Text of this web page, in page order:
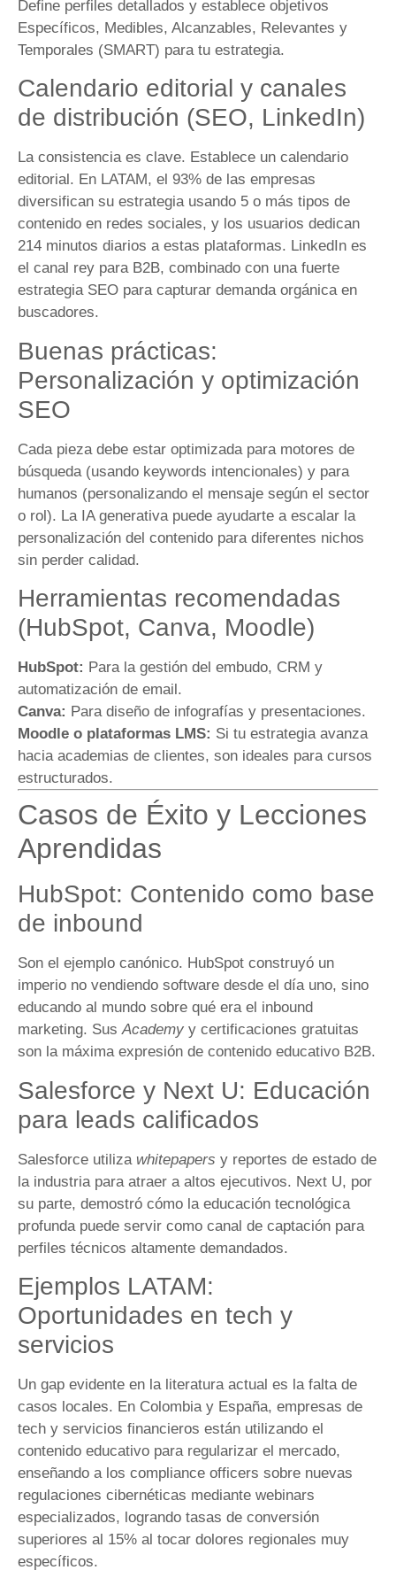
Define perfiles detallados y establece objetivos
Específicos, Medibles, Alcanzables, Relevantes y
Temporales (SMART) para tu estrategia.
Calendario editorial y canales
de distribución (SEO, LinkedIn)
La consistencia es clave. Establece un calendario
editorial. En LATAM, el 93% de las empresas
diversifican su estrategia usando 5 o más tipos de
contenido en redes sociales, y los usuarios dedican
214 minutos diarios a estas plataformas. LinkedIn es
el canal rey para B2B, combinado con una fuerte
estrategia SEO para capturar demanda orgánica en
buscadores.
Buenas prácticas:
Personalización y optimización
SEO
Cada pieza debe estar optimizada para motores de
búsqueda (usando keywords intencionales) y para
humanos (personalizando el mensaje según el sector
o rol). La IA generativa puede ayudarte a escalar la
personalización del contenido para diferentes nichos
sin perder calidad.
Herramientas recomendadas
(HubSpot, Canva, Moodle)
HubSpot: Para la gestión del embudo, CRM y
automatización de email.
Canva: Para diseño de infografías y presentaciones.
Moodle o plataformas LMS: Si tu estrategia avanza
hacia academias de clientes, son ideales para cursos
estructurados.
Casos de Éxito y Lecciones
Aprendidas
HubSpot: Contenido como base
de inbound
Son el ejemplo canónico. HubSpot construyó un
imperio no vendiendo software desde el día uno, sino
educando al mundo sobre qué era el inbound
marketing. SusAcademy y certificaciones gratuitas
son la máxima expresión de contenido educativo B2B.
Salesforce y Next U: Educación
para leads calificados
Salesforce utiliza whitepapers y reportes de estado de
la industria para atraer a altos ejecutivos. Next U, por
su parte, demostró cómo la educación tecnológica
profunda puede servir como canal de captación para
perfiles técnicos altamente demandados.
Ejemplos LATAM:
Oportunidades en tech y
servicios
Un gap evidente en la literatura actual es la falta de
casos locales. En Colombia y España, empresas de
tech y servicios financieros están utilizando el
contenido educativo para regularizar el mercado,
enseñando a los compliance officers sobre nuevas
regulaciones cibernéticas mediante webinars
especializados, logrando tasas de conversión
superiores al 15% al tocar dolores regionales muy
específicos.